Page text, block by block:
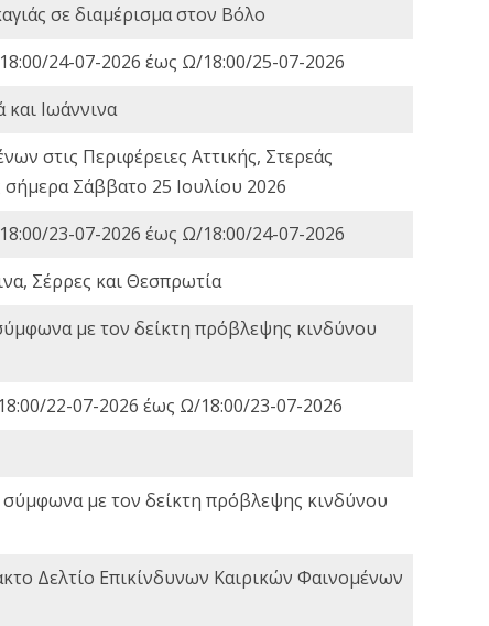
σε διαμέρισμα στον Βόλο
24-07-2026 έως Ω/18:00/25-07-2026
Ιωάννινα
στις Περιφέρειες Αττικής, Στερεάς
σήμερα Σάββατο 25 Ιουλίου 2026
23-07-2026 έως Ω/18:00/24-07-2026
Σέρρες και Θεσπρωτία
με τον δείκτη πρόβλεψης κινδύνου
22-07-2026 έως Ω/18:00/23-07-2026
με τον δείκτη πρόβλεψης κινδύνου
Δελτίο Επικίνδυνων Καιρικών Φαινομένων